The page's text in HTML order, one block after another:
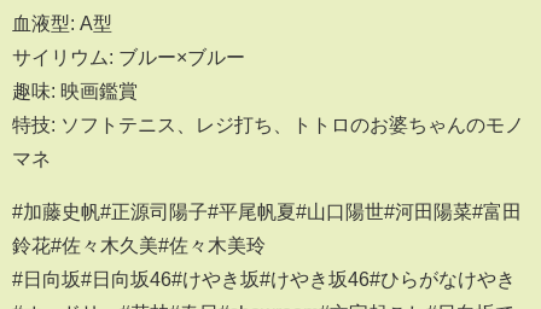
血液型: A型
サイリウム: ブルー×ブルー
趣味: 映画鑑賞
特技: ソフトテニス、レジ打ち、トトロのお婆ちゃんのモノ
マネ
#加藤史帆#正源司陽子#平尾帆夏#山口陽世#河田陽菜#富田
鈴花#佐々木久美#佐々木美玲
#日向坂#日向坂46#けやき坂#けやき坂46#ひらがなけやき